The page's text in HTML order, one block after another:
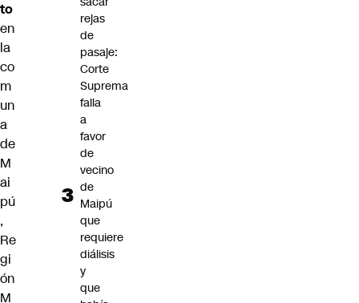
to
en
la
co
m
un
a
de
M
ai
pú
,
Re
gi
ón
M
rejas
de
pasaje:
Corte
Suprema
falla
a
favor
de
vecino
de
Maipú
que
requiere
diálisis
y
que